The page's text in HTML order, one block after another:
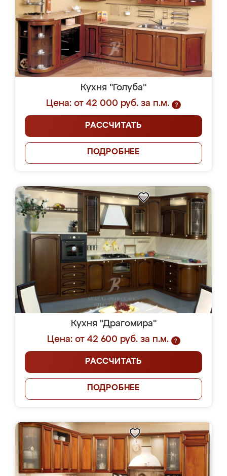
Кухня "Голуба"
Цена: от 42 000 руб. за п.м.
?
РАССЧИТАТЬ
ПОДРОБНЕЕ
Кухня "Драгомира"
Цена: от 42 600 руб. за п.м.
?
РАССЧИТАТЬ
ПОДРОБНЕЕ